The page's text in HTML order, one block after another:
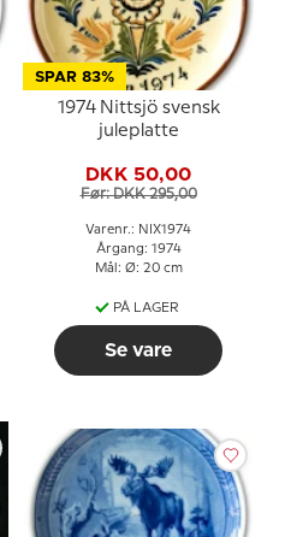
SPAR 83%
1974 Nittsjö svensk
juleplatte
DKK 50,00
Før: DKK 295,00
Varenr.: NIX1974
Årgang: 1974
Mål: Ø: 20 cm
PÅ LAGER
Se vare